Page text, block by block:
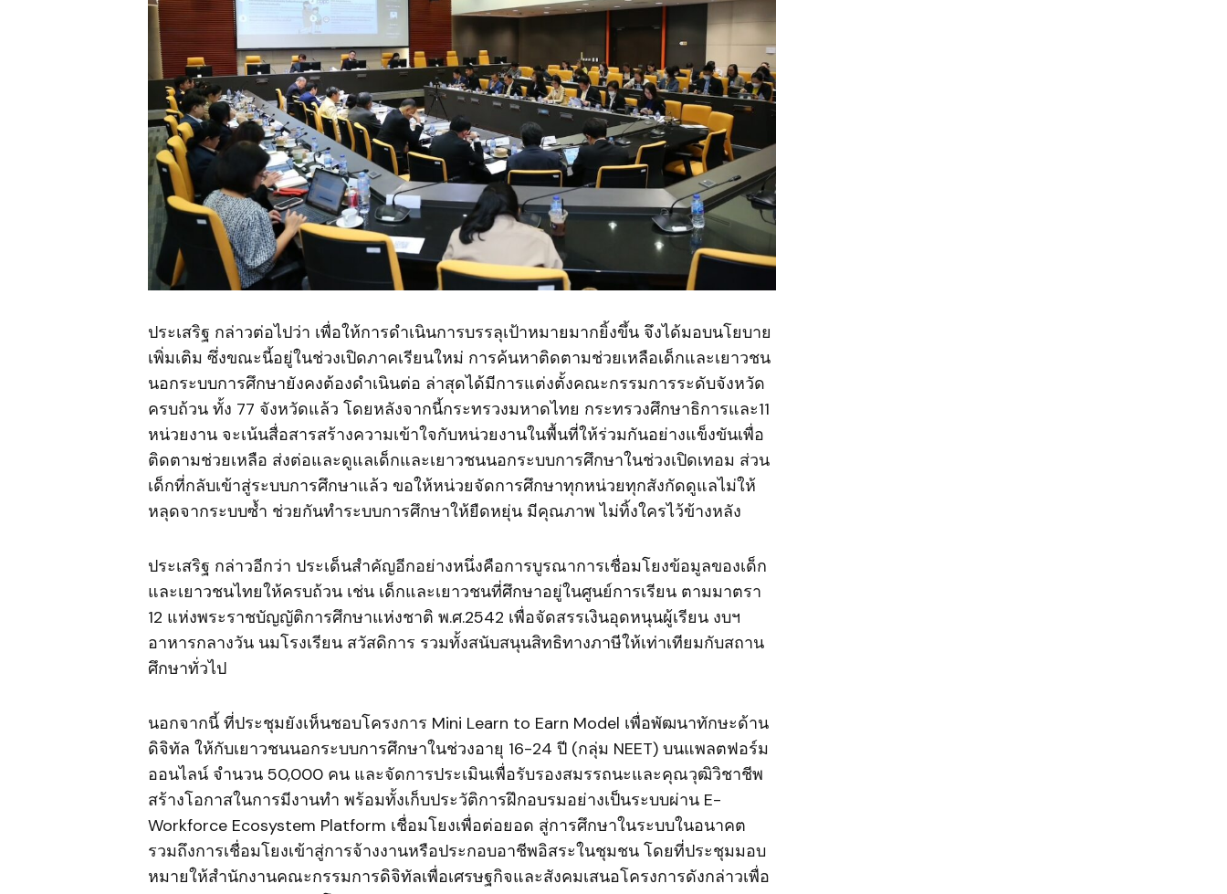
ประเสริฐ กล่าวต่อไปว่า เพื่อให้การดำเนินการบรรลุเป้าหมายมากยิ้งขึ้น จึงได้มอบนโยบาย
เพิ่มเติม ซึ่งขณะนี้อยู่ในช่วงเปิดภาคเรียนใหม่ การค้นหาติดตามช่วยเหลือเด็กและเยาวชน
นอกระบบการศึกษายังคงต้องดำเนินต่อ ล่าสุดได้มีการแต่งตั้งคณะกรรมการระดับจังหวัด
ครบถ้วน ทั้ง 77 จังหวัดแล้ว โดยหลังจากนี้กระทรวงมหาดไทย กระทรวงศึกษาธิการและ11
หน่วยงาน จะเน้นสื่อสารสร้างความเข้าใจกับหน่วยงานในพื้นที่ให้ร่วมกันอย่างแข็งขันเพื่อ
ติดตามช่วยเหลือ ส่งต่อและดูแลเด็กและเยาวชนนอกระบบการศึกษาในช่วงเปิดเทอม ส่วน
เด็กที่กลับเข้าสู่ระบบการศึกษาแล้ว ขอให้หน่วยจัดการศึกษาทุกหน่วยทุกสังกัดดูแลไม่ให้
หลุดจากระบบซ้ำ ช่วยกันทำระบบการศึกษาให้ยืดหยุ่น มีคุณภาพ ไม่ทิ้งใครไว้ข้างหลัง
ประเสริฐ กล่าวอีกว่า ประเด็นสำคัญอีกอย่างหนึ่งคือการบูรณาการเชื่อมโยงข้อมูลของเด็ก
และเยาวชนไทยให้ครบถ้วน เช่น เด็กและเยาวชนที่ศึกษาอยู่ในศูนย์การเรียน ตามมาตรา
12 แห่งพระราชบัญญัติการศึกษาแห่งชาติ พ.ศ.2542 เพื่อจัดสรรเงินอุดหนุนผู้เรียน งบฯ
อาหารกลางวัน นมโรงเรียน สวัสดิการ รวมทั้งสนับสนุนสิทธิทางภาษีให้เท่าเทียมกับสถาน
ศึกษาทั่วไป
นอกจากนี้ ที่ประชุมยังเห็นชอบโครงการ Mini Learn to Earn Model เพื่อพัฒนาทักษะด้าน
ดิจิทัล ให้กับเยาวชนนอกระบบการศึกษาในช่วงอายุ 16-24 ปี (กลุ่ม NEET) บนแพลตฟอร์ม
ออนไลน์ จำนวน 50,000 คน และจัดการประเมินเพื่อรับรองสมรรถนะและคุณวุฒิวิชาชีพ
สร้างโอกาสในการมีงานทำ พร้อมทั้งเก็บประวัติการฝึกอบรมอย่างเป็นระบบผ่าน E-
Workforce Ecosystem Platform เชื่อมโยงเพื่อต่อยอด สู่การศึกษาในระบบในอนาคต
รวมถึงการเชื่อมโยงเข้าสู่การจ้างงานหรือประกอบอาชีพอิสระในชุมชน โดยที่ประชุมมอบ
หมายให้สำนักงานคณะกรรมการดิจิทัลเพื่อเศรษฐกิจและสังคมเสนอโครงการดังกล่าวเพื่อ